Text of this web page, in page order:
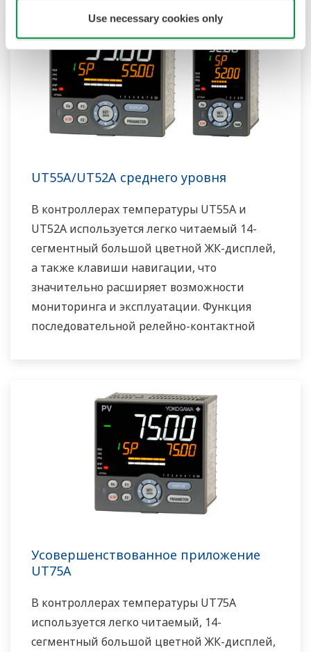
Use necessary cookies only
контроллера помогает сэкономить место на
приборной панели. UT35A/UT32A также
поддерживает открытые сети, такие как
связь Ethernet.
UT55A/UT52A среднего уровня
В контроллерах температуры UT55A и
UT52A используется легко читаемый 14-
сегментный большой цветной ЖК-дисплей,
а также клавиши навигации, что
значительно расширяет возможности
мониторинга и эксплуатации. Функция
последовательной релейно-контактной
приборной панели. UT55A/UT52A также
поддерживает открытые сети, такие как
Усовершенствованное приложение
UT75A
В контроллерах температуры UT75A
используется легко читаемый, 14-
сегментный большой цветной ЖК-дисплей,